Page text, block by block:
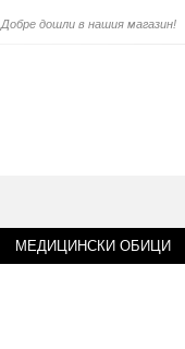
Добре дошли в нашия магазин!
МЕДИЦИНСКИ ОБИЦИ